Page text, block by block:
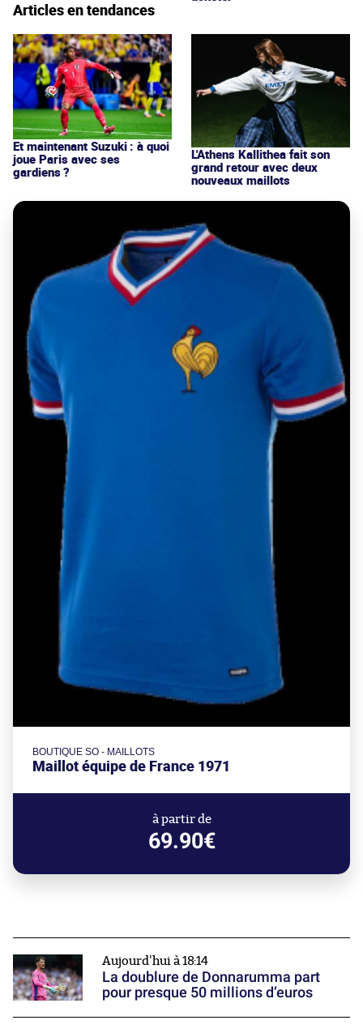
Articles en tendances
Et maintenant Suzuki : à quoi
joue Paris avec ses
gardiens ?
L'Athens Kallithea fait son
grand retour avec deux
nouveaux maillots
BOUTIQUE SO - MAILLOTS
Maillot équipe de France 1971
à partir de
69.90€
Aujourd'hui à 18:14
La doublure de Donnarumma part
pour presque 50 millions d’euros